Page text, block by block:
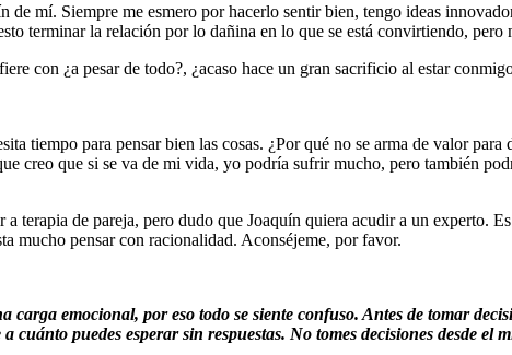
de mí. Siempre me esmero por hacerlo sentir bien, tengo ideas
terminar la relación por lo dañina en lo que se está convirtiendo, pero
con ¿a pesar de todo?, ¿acaso hace un gran sacrificio al estar
tiempo para pensar bien las cosas. ¿Por qué no se arma de valor
creo que si se va de mi vida, yo podría sufrir mucho, pero también
terapia de pareja, pero dudo que Joaquín quiera acudir a un experto.
mucho pensar con racionalidad. Aconséjeme, por favor.
emocional, por eso todo se siente confuso. Antes de tomar
puedes esperar sin respuestas. No tomes decisiones desde el